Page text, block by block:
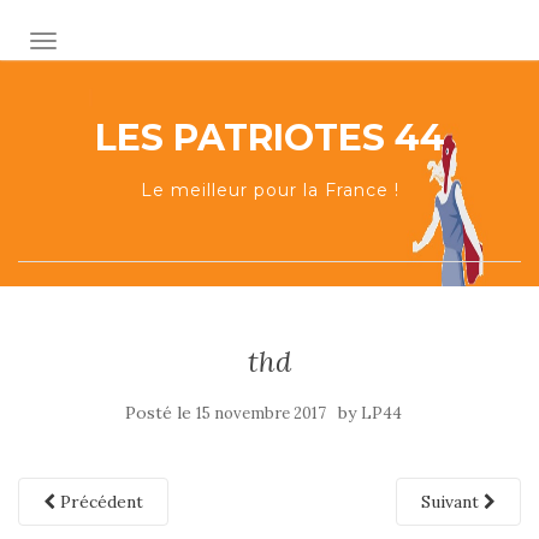
AFFICHER/MASQUER LA NAVIGATION
LES PATRIOTES 44
Le meilleur pour la France !
thd
Posté le 15 novembre 2017 by LP44
Précédent Suivant